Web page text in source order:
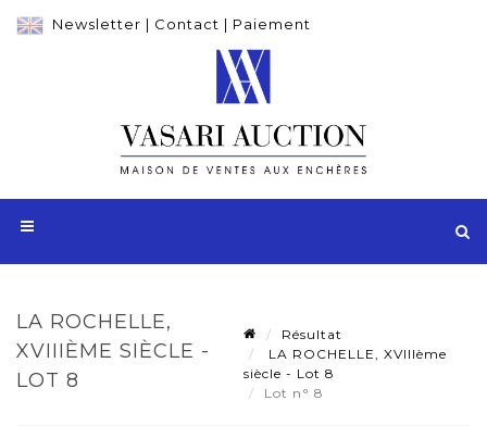
Newsletter | Contact | Paiement
LA ROCHELLE,
XVIIIÈME SIÈCLE -
LOT 8
Résultat
LA ROCHELLE, XVIIIème
siècle - Lot 8
Lot n° 8